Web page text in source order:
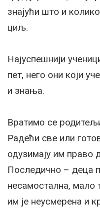
знајући што и
циљ.
Најуспешнији
пет, него они који
и знања.
Вратимо се
Радећи све или
одузимају им право
Последично – деца
несамостална, мало
им је неусмерена и